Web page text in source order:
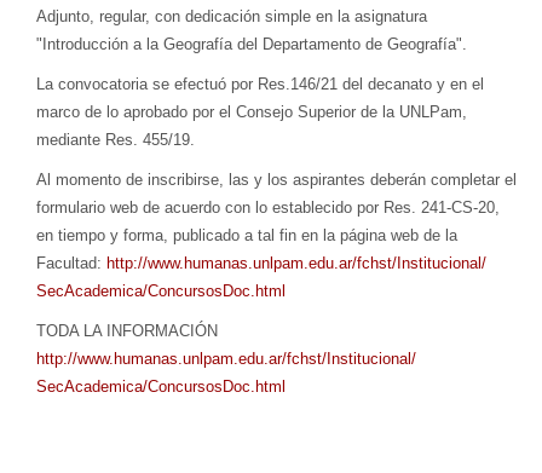
Adjunto, regular, con dedicación simple en la asignatura
"Introducción a la Geografía del Departamento de Geografía".
La convocatoria se efectuó por Res.146/21 del decanato y en el
marco de lo aprobado por el Consejo Superior de la UNLPam,
mediante Res. 455/19.
Al momento de inscribirse, las y los aspirantes deberán completar el
formulario web de acuerdo con lo establecido por Res. 241-CS-20,
en tiempo y forma, publicado a tal fin en la página web de la
Facultad: http://www.humanas.unlpam.edu.ar/fchst/Institucional/
SecAcademica/ConcursosDoc.html
TODA LA INFORMACIÓN
http://www.humanas.unlpam.edu.ar/fchst/Institucional/
SecAcademica/ConcursosDoc.html